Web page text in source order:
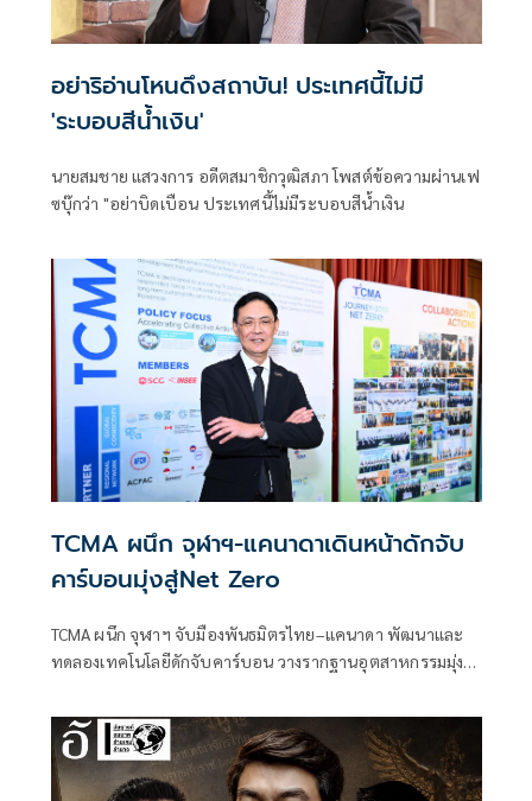
อย่าริอ่านโหนดึงสถาบัน! ประเทศนี้ไม่มี
'ระบอบสีน้ำเงิน'
นายสมชาย แสวงการ อดีตสมาชิกวุฒิสภา โพสต์ข้อความผ่านเฟ
ซบุ๊กว่า "อย่าบิดเบือน ประเทศนี้ไม่มีระบอบสีน้ำเงิน
TCMA ผนึก จุฬาฯ-แคนาดาเดินหน้าดักจับ
คาร์บอนมุ่งสู่Net Zero
TCMA ผนึก จุฬาฯ จับมืองพันธมิตรไทย–แคนาดา พัฒนาและ
ทดลองเทคโนโลยีดักจับคาร์บอน วางรากฐานอุตสาหกรรมมุ่ง